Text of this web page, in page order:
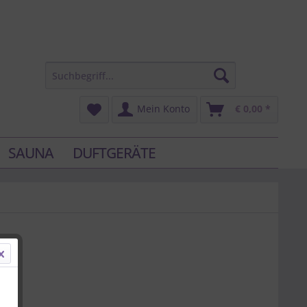
Mein Konto € 0,00 *
SAUNA DUFTGERÄTE